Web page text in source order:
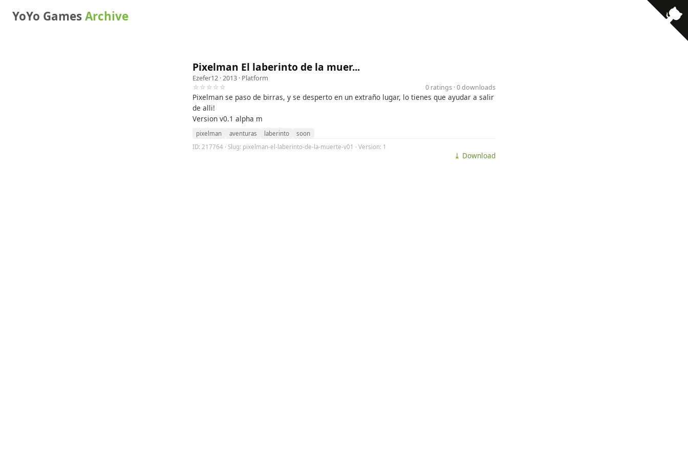
YoYo GamesArchive
Pixelman El laberinto de la muer...
Ezefer12 · 2013 · Platform
☆☆☆☆☆
0 ratings · 0 downloads
Pixelman se paso de birras, y se desperto en un extraño lugar, lo tienes que ayudar a salir
de alli!
Version v0.1 alpha m
pixelman aventuras laberinto
soon
ID: 217764 · Slug: pixelman-el-laberinto-de-la-muerte-v01 · Version: 1
⤓ Download